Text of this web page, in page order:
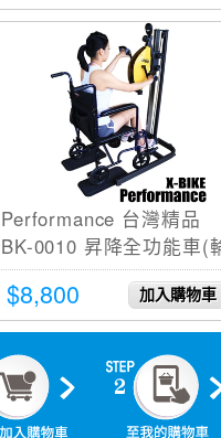
Performance 台灣精品
BK-0010 昇降全功能車(
椅可用)
$8,800 加入購物車